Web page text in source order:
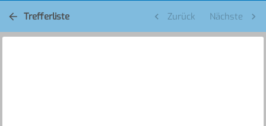
Trefferliste Zurück Nächste